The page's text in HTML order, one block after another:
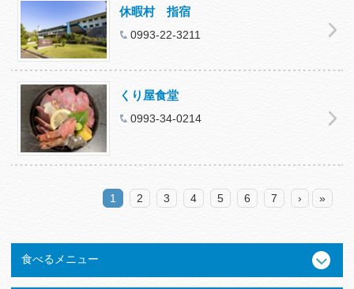
休暇村 指宿
0993-22-3211
くり屋食堂
0993-34-0214
1 2 3 4 5 6 7 › »
食べるメニュー